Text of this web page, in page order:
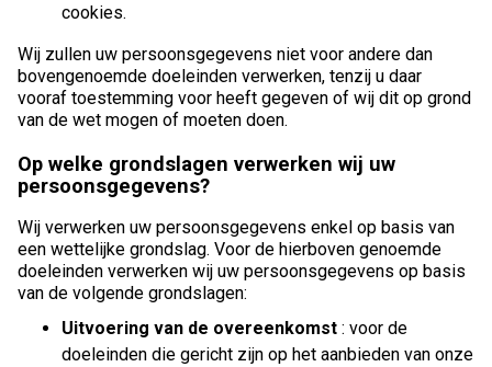
cookies.
Wij zullen uw persoonsgegevens niet voor andere dan
bovengenoemde doeleinden verwerken, tenzij u daar
vooraf toestemming voor heeft gegeven of wij dit op grond
van de wet mogen of moeten doen.
Op welke grondslagen verwerken wij uw
persoonsgegevens?
Wij verwerken uw persoonsgegevens enkel op basis van
een wettelijke grondslag. Voor de hierboven genoemde
doeleinden verwerken wij uw persoonsgegevens op basis
van de volgende grondslagen:
Uitvoering van de overeenkomst : voor de
doeleinden die gericht zijn op het aanbieden van onze